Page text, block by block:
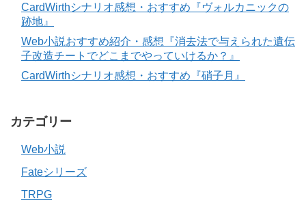
CardWirthシナリオ感想・おすすめ『ヴォルカニックの
跡地』
Web小説おすすめ紹介・感想『消去法で与えられた遺伝
子改造チートでどこまでやっていけるか？』
CardWirthシナリオ感想・おすすめ『硝子月』
カテゴリー
Web小説
Fateシリーズ
TRPG